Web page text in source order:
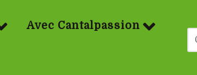
Avec Cantalpassion